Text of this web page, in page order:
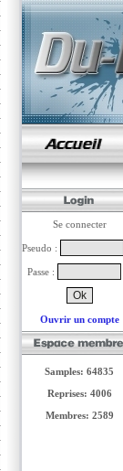
Se connecter
Pseudo :
Passe :
Ouvrir un compte
Samples: 64835
Reprises: 4006
Membres: 2589